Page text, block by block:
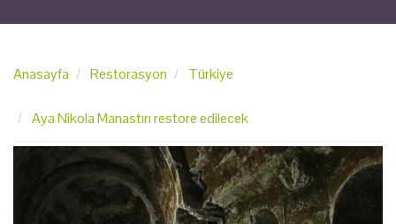
Anasayfa Restorasyon Türkiye
Aya Nikola Manastırı restore edilecek